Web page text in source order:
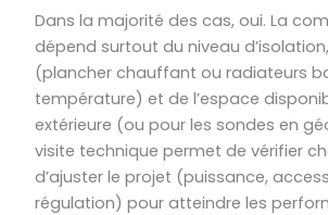
Dans la majorité des cas, oui. La
dépend surtout du niveau
(plancher chauffant ou radiateurs
température) et de l’espace
extérieure (ou pour les sondes en
visite technique permet de vérifier
d’ajuster le projet (puissance,
régulation) pour atteindre les